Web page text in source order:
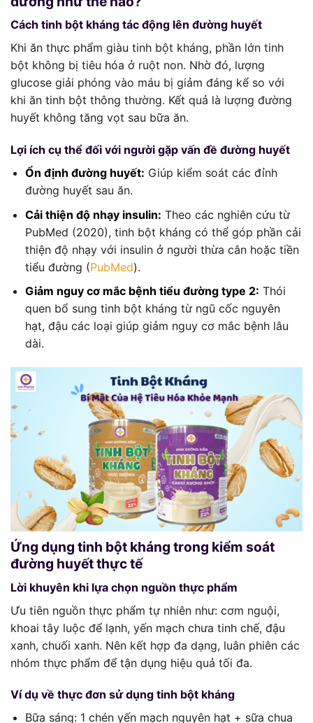
Cách tinh bột kháng tác động lên đường huyết
Khi ăn thực phẩm giàu tinh bột kháng, phần lớn tinh
bột không bị tiêu hóa ở ruột non. Nhờ đó, lượng
glucose giải phóng vào máu bị giảm đáng kể so với
khi ăn tinh bột thông thường. Kết quả là lượng đường
huyết không tăng vọt sau bữa ăn.
Lợi ích cụ thể đối với người gặp vấn đề đường huyết
Ổn định đường huyết: Giúp kiểm soát các đỉnh
đường huyết sau ăn.
Cải thiện độ nhạy insulin: Theo các nghiên cứu từ
PubMed (2020), tinh bột kháng có thể góp phần cải
thiện độ nhạy với insulin ở người thừa cân hoặc tiền
tiểu đường (PubMed).
Giảm nguy cơ mắc bệnh tiểu đường type 2: Thói
quen bổ sung tinh bột kháng từ ngũ cốc nguyên
hạt, đậu các loại giúp giảm nguy cơ mắc bệnh lâu
dài.
Ứng dụng tinh bột kháng trong kiểm soát
đường huyết thực tế
Lời khuyên khi lựa chọn nguồn thực phẩm
Ưu tiên nguồn thực phẩm tự nhiên như: cơm nguội,
khoai tây luộc để lạnh, yến mạch chưa tinh chế, đậu
xanh, chuối xanh. Nên kết hợp đa dạng, luân phiên các
nhóm thực phẩm để tận dụng hiệu quả tối đa.
Ví dụ về thực đơn sử dụng tinh bột kháng
Bữa sáng: 1 chén yến mạch nguyên hạt + sữa chua